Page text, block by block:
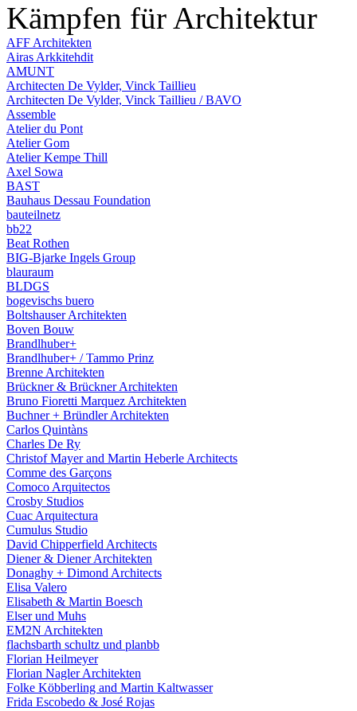
Kämpfen für Architektur
AFF Architekten
Airas Arkkitehdit
AMUNT
Architecten De Vylder, Vinck Taillieu
Architecten De Vylder, Vinck Taillieu / BAVO
Assemble
Atelier du Pont
Atelier Gom
Atelier Kempe Thill
Axel Sowa
BAST
Bauhaus Dessau Foundation
bauteilnetz
bb22
Beat Rothen
BIG-Bjarke Ingels Group
blauraum
BLDGS
bogevischs buero
Boltshauser Architekten
Boven Bouw
Brandlhuber+
Brandlhuber+ / Tammo Prinz
Brenne Architekten
Brückner & Brückner Architekten
Bruno Fioretti Marquez Architekten
Buchner + Bründler Architekten
Carlos Quintàns
Charles De Ry
Christof Mayer and Martin Heberle Architects
Comme des Garçons
Comoco Arquitectos
Crosby Studios
Cuac Arquitectura
Cumulus Studio
David Chipperfield Architects
Diener & Diener Architekten
Donaghy + Dimond Architects
Elisa Valero
Elisabeth & Martin Boesch
Elser und Muhs
EM2N Architekten
flachsbarth schultz und planbb
Florian Heilmeyer
Florian Nagler Architekten
Folke Köbberling and Martin Kaltwasser
Frida Escobedo & José Rojas